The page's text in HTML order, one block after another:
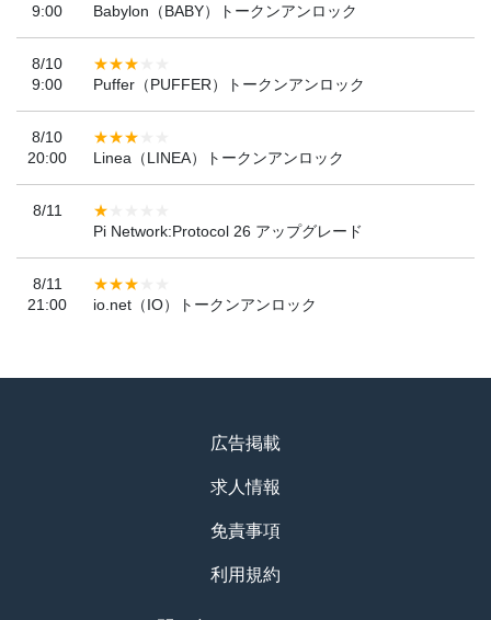
9:00
Babylon（BABY）トークンアンロック
8/10
9:00
Puffer（PUFFER）トークンアンロック
8/10
20:00
Linea（LINEA）トークンアンロック
8/11
Pi Network:Protocol 26 アップグレード
8/11
21:00
io.net（IO）トークンアンロック
広告掲載
求人情報
免責事項
利用規約